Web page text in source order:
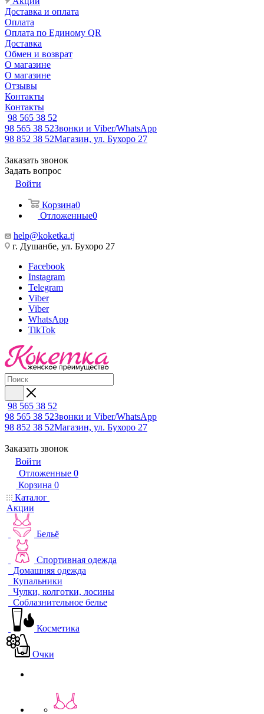
Доставка и оплата
Оплата
Оплата по Единому QR
Доставка
Обмен и возврат
О магазине
О магазине
Отзывы
Контакты
Контакты
98 565 38 52
98 565 38 52Звонки и Viber/WhatsApp
98 852 38 52Магазин, ул. Бухоро 27
Заказать звонок
Задать вопрос
Войти
Корзина0
Отложенные0
help@koketka.tj
г. Душанбе, ул. Бухоро 27
Facebook
Instagram
Telegram
Viber
Viber
WhatsApp
TikTok
98 565 38 52
98 565 38 52Звонки и Viber/WhatsApp
98 852 38 52Магазин, ул. Бухоро 27
Заказать звонок
Войти
Отложенные 0
Корзина 0
Каталог
Акции
Бельё
Спортивная одежда
Домашняя одежда
Купальники
Чулки, колготки, лосины
Соблазнительное белье
Косметика
Очки